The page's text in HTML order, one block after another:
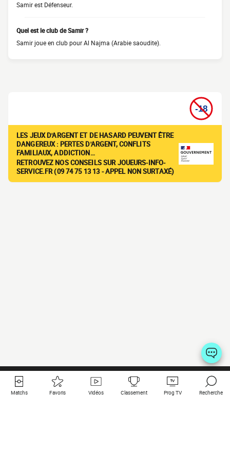
Samir est Défenseur.
Quel est le club de Samir ?
Samir joue en club pour Al Najma (Arabie saoudite).
LES JEUX D'ARGENT ET DE HASARD PEUVENT ÊTRE
DANGEREUX : PERTES D'ARGENT, CONFLITS
FAMILIAUX, ADDICTION…
RETROUVEZ NOS CONSEILS SUR JOUEURS-INFO-
SERVICE.FR (09 74 75 13 13 - APPEL NON SURTAXÉ)
Matchs Favoris Vidéos Classement Prog TV Recherche